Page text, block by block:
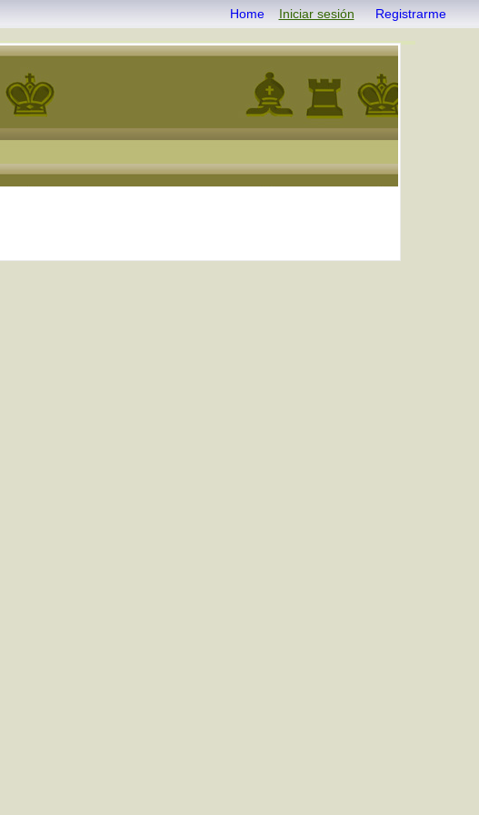
Home Iniciar sesión Registrarme